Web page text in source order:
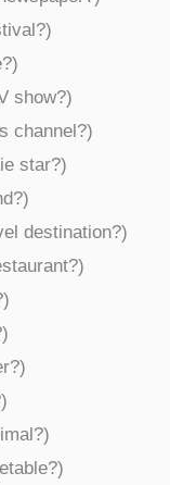
show?)
channel?)
star?)
destination?)